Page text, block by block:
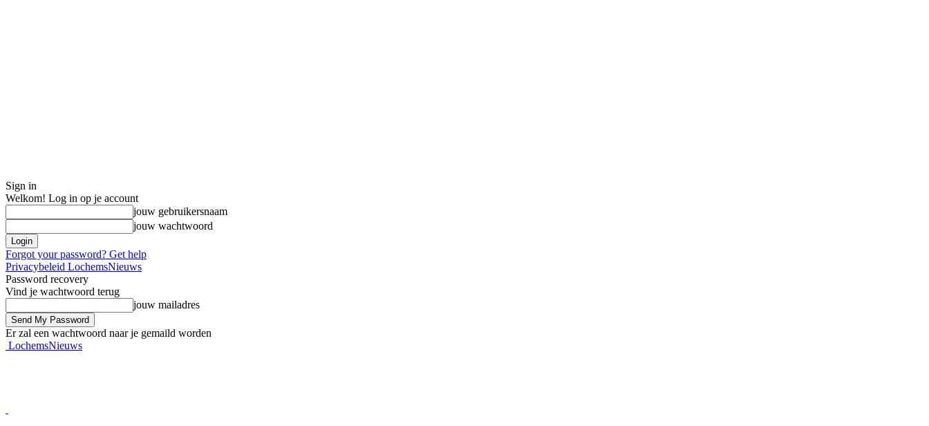
Sign in
Welkom! Log in op je account
jouw gebruikersnaam
jouw wachtwoord
Forgot your password? Get help
Privacybeleid LochemsNieuws
Password recovery
Vind je wachtwoord terug
jouw mailadres
Er zal een wachtwoord naar je gemaild worden
LochemsNieuws